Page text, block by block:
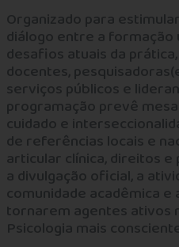
Organizado para
diálogo entre a
desafios atuais da
docentes,
serviços públicos e
programação prevê
cuidado e
de referências locais e
articular clínica, direitos e
a divulgação oficial, a
comunidade acadêmica e
tornarem agentes ativos
Psicologia mais